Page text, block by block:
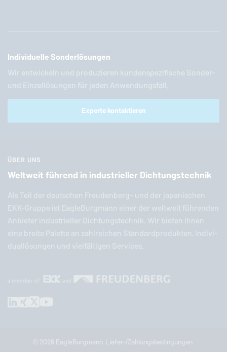
Individuelle Sonderlösungen
Wir entwickeln und produzieren kundenspezifische Sonder-
und Einzellösungen für jeden Anwendungsfall.
Experte kontaktieren
ÜBER UNS
Weltweit führend in industrieller Dichtungstechnik
Als Teil der deut­schen Freu­den­berg- und der ja­pa­ni­schen
EKK-Grup­pe istEagleBurgmann einer der weltweit füh­ren­den
Anbieter in­dus­tri­el­ler Dich­tungs­tech­nik. Wir bieten Ihnen
eine breite Palette an zahl­rei­chen Stan­dard­pro­duk­ten, In­di­vi­
dual­lö­sun­gen und viel­fäl­ti­gen Services.
© 2026 EagleBurgmann Liefer-/Zahlungsbedingungen